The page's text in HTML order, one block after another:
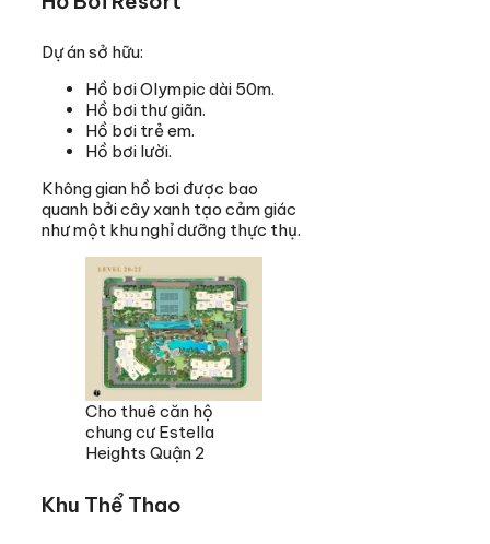
Dự án sở hữu:
Hồ bơi Olympic dài 50m.
Hồ bơi thư giãn.
Hồ bơi trẻ em.
Hồ bơi lười.
Không gian hồ bơi được bao
quanh bởi cây xanh tạo cảm giác
như một khu nghỉ dưỡng thực thụ.
Cho thuê căn hộ
chung cư Estella
Heights Quận 2
Khu Thể Thao